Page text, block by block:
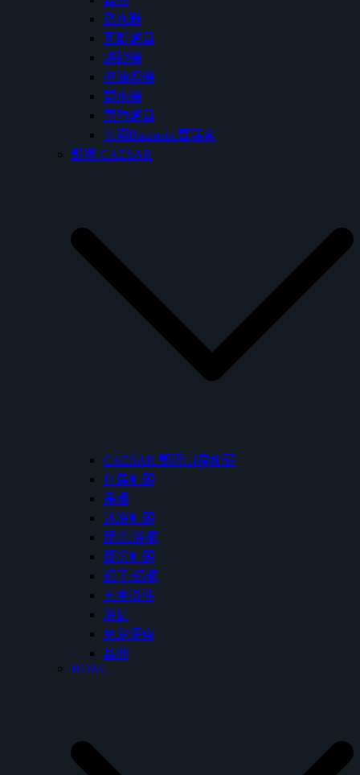
熱水器
瓦斯爐具
烘碗機
排油煙機
開水機
電陶爐具
英國Baumatic寶瑪客
凱撒 CAESAR
CAESAR 凱薩廚房龍頭
廚房龍頭
馬桶
沐浴龍頭
面盆/浴櫃
面盆龍頭
鏡子/鏡櫃
五金掛件
浴缸
免治便座
其他
HONG